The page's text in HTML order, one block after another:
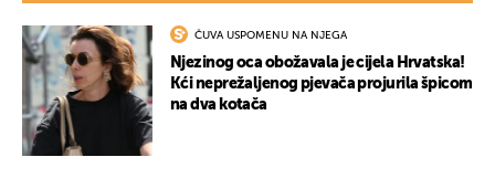
ČUVA USPOMENU NA NJEGA
Njezinog oca obožavala je cijela Hrvatska!
Kći neprežaljenog pjevača projurila špicom
na dva kotača